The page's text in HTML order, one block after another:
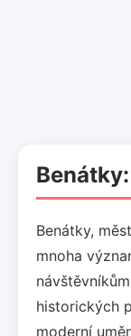
Benátky,
mnoha
historických
moderní